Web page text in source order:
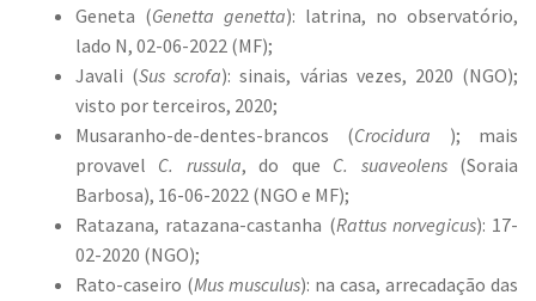
Geneta (Genetta genetta): latrina, no observatório,
lado N, 02-06-2022 (MF);
Javali (Sus scrofa): sinais, várias vezes, 2020 (NGO);
visto por terceiros, 2020;
Musaranho-de-dentes-brancos (Crocidura ); mais
provavel C. russula, do que C. suaveolens(Soraia
Barbosa), 16-06-2022 (NGO e MF);
Ratazana, ratazana-castanha (Rattus norvegicus): 17-
02-2020 (NGO);
Rato-caseiro (Mus musculus): na casa, arrecadação das